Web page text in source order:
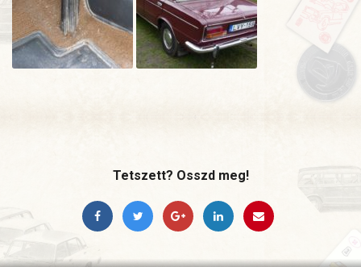
Tetszett? Osszd meg!